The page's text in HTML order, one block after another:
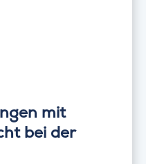
mit
bei der